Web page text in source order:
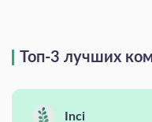
Топ-3 лучших
Inci